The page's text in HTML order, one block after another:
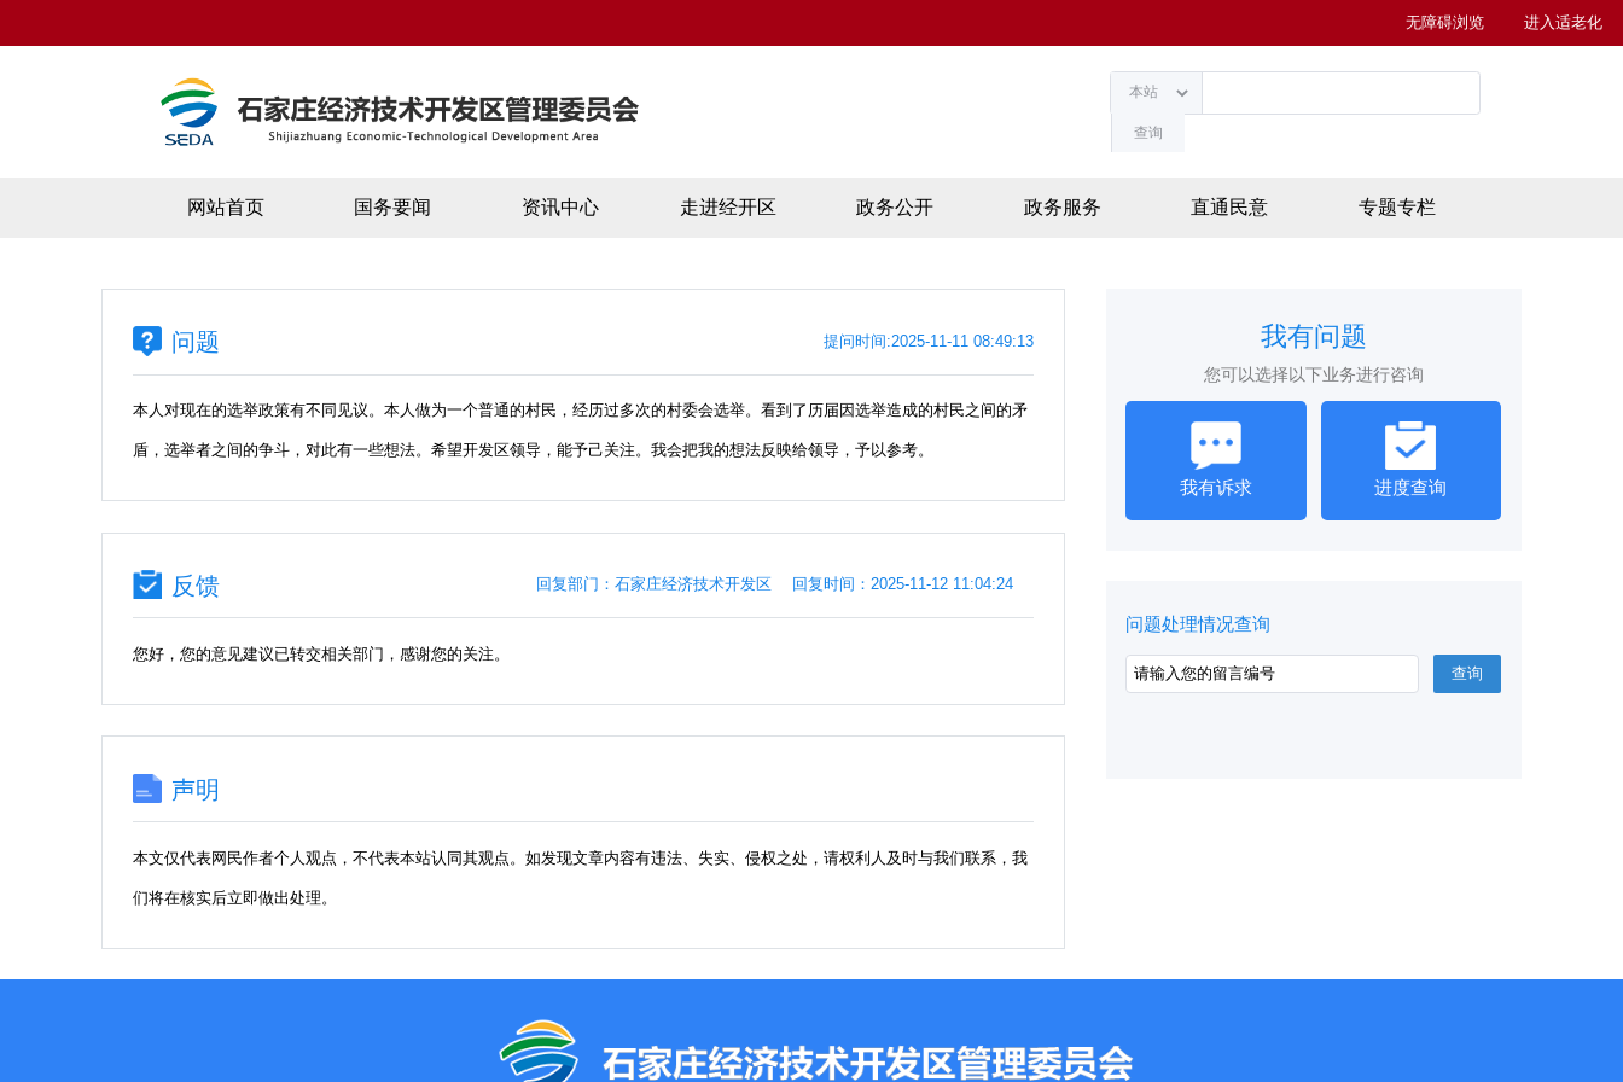
无障碍浏览 进入适老化
查询
网站首页 国务要闻 资讯中心 走进经开区 政务公开 政务服务 直通民意 专题专栏
问题 提问时间:2025-11-11 08:49:13
本人对现在的选举政策有不同见议。本人做为一个普通的村民，经历过多次的村委会选举。看到了历届因选举造成的村民之间的矛
盾，选举者之间的争斗，对此有一些想法。希望开发区领导，能予己关注。我会把我的想法反映给领导，予以参考。
反馈 回复部门：石家庄经济技术开发区 回复时间：2025-11-12 11:04:24
您好，您的意见建议已转交相关部门，感谢您的关注。
声明
本文仅代表网民作者个人观点，不代表本站认同其观点。如发现文章内容有违法、失实、侵权之处，请权利人及时与我们联系，我
们将在核实后立即做出处理。
我有问题
您可以选择以下业务进行咨询
我有诉求 进度查询
问题处理情况查询